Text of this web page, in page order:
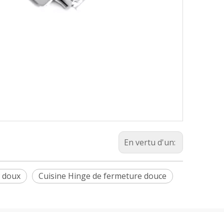
En vertu d'un:
Cuisine Hinge de fermeture douce